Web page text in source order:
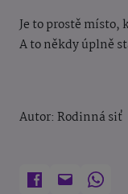
Je to prostě místo,
A to někdy úplně
Autor: Rodinná siť